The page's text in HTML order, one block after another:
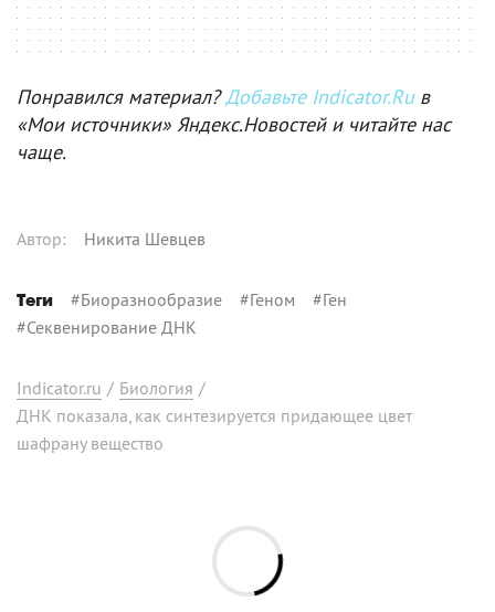
Понравился материал?Добавьте Indicator.Ruв
«Мои источники» Яндекс.Новостей и читайте нас
чаще.
Автор: Никита Шевцев
Теги #Биоразнообразие #Геном #Ген
#Секвенирование ДНК
Indicator.ru / Биология /
ДНК показала, как синтезируется придающее цвет
шафрану вещество